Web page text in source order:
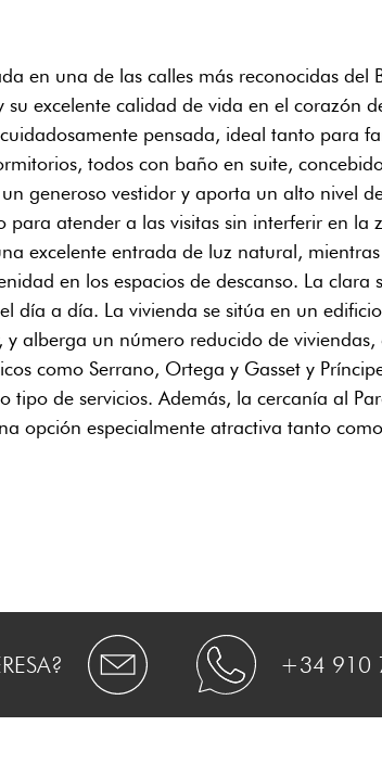
en una de las calles más reconocidas
excelente calidad de vida en el corazón
pensada, ideal tanto para
todos con baño en suite,
generoso vestidor y aporta un alto nivel
atender a las visitas sin interferir en
excelente entrada de luz natural,
en los espacios de descanso. La
día a día. La vivienda se sitúa en un
alberga un número reducido de
como Serrano, Ortega y Gasset y
de servicios. Además, la cercanía al
opción especialmente atractiva tanto
+34 910